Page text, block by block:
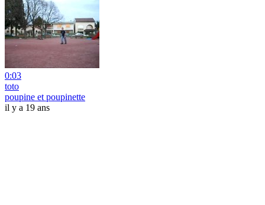
0:03
toto
poupine et poupinette
il y a 19 ans